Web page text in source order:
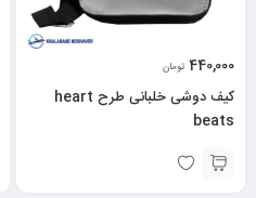
440,000 تومان
کیف دوشی خلبانی طرح heart
beats